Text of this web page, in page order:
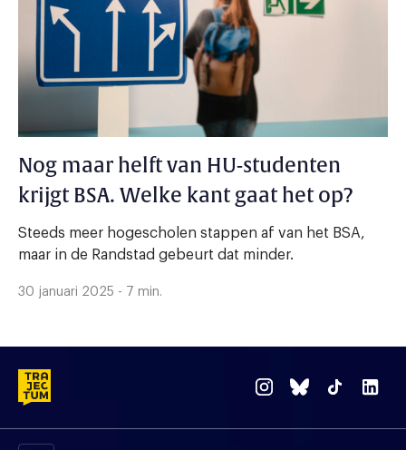
Nog maar helft van HU-studenten
krijgt BSA. Welke kant gaat het op?
Steeds meer hogescholen stappen af van het BSA,
maar in de Randstad gebeurt dat minder.
30 januari 2025 - 7 min.